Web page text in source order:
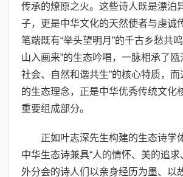
传承的燎原之火。这些诗人既是漂泊
子，更是中华文化的天然使者与虔诚
笔端既有“举头望明月”的千古乡愁共
山入画来”的生态吟唱，一脉相承了瓯
社会、自然和谐共生”的核心特质，而
的生态理念，正是中华优秀传统文化
重要组成部分。
正如叶志深先生构建的生态诗学
中华生态诗兼具“人的情怀、美的追求
外分会的诗人们以亲身经历为墨、以